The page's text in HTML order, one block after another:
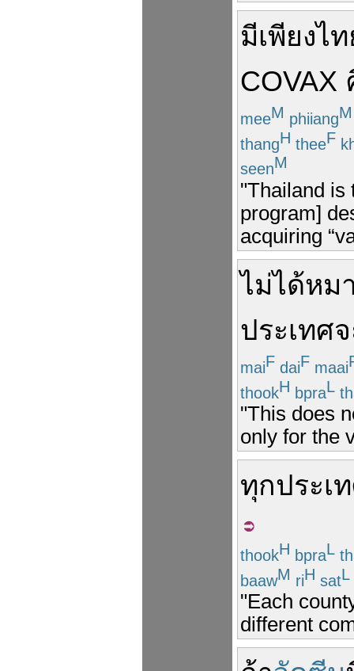
มีเพียงไ
COVAX
meeM phiiangM
thangH theeF
seenM
"Thailand is
program]
acquiring
ไม่ได้หม
ประเทศ
maiF daiF maai
thookH bpraL
"This does
only for the
ทุกประเ
thookH bpraL
baawM riH satL
"Each
different